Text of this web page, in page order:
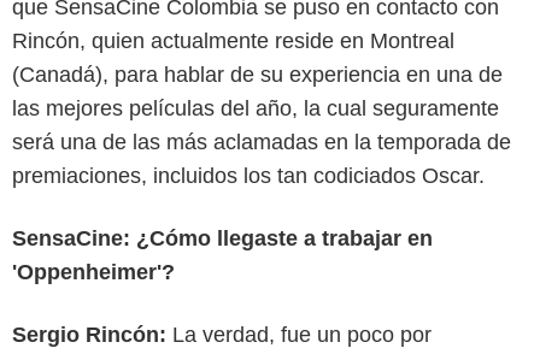
que SensaCine Colombia se puso en contacto con
Rincón, quien actualmente reside en Montreal
(Canadá), para hablar de su experiencia en una de
las mejores películas del año, la cual seguramente
será una de las más aclamadas en la temporada de
premiaciones, incluidos los tan codiciados Oscar.
SensaCine: ¿Cómo llegaste a trabajar en
'Oppenheimer'?
Sergio Rincón: La verdad, fue un poco por